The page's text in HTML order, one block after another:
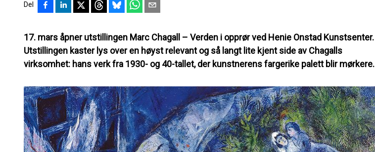
Del
17. mars åpner utstillingen Marc Chagall – Verden i opprør ved Henie Onstad Kunstsenter.
Utstillingen kaster lys over en høyst relevant og så langt lite kjent side av Chagalls
virksomhet: hans verk fra 1930- og 40-tallet, der kunstnerens fargerike palett blir mørkere.